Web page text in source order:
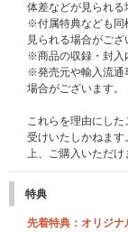
体差などが見られる
※付属特典なども同
見られる場合がござ
※商品の収録・封入
※発売元や輸入流通
場合がございます。
これらを理由にし
受けいたしかねま
上、ご購入いただけ
特典
先着特典：オリジ